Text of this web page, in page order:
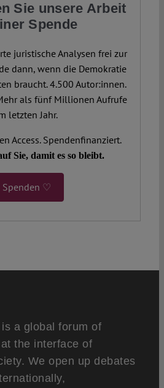
Sie unsere Arbeit
Spende
juristische Analysen frei zur
dann, wenn die Demokratie
braucht. 4.500 Autor:innen.
als fünf Millionen Aufrufe
letzten Jahr.
Access. Spendenfinanziert.
Sie, damit es so bleibt.
Spenden ♡
a global forum of
the interface of
We open up debates